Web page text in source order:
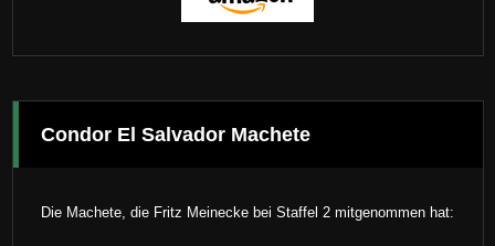
Condor El Salvador Machete
Die Machete, die Fritz Meinecke bei Staffel 2 mitgenommen hat: